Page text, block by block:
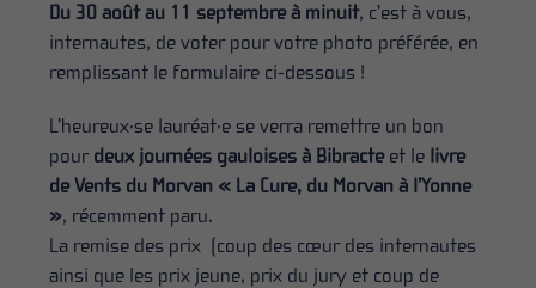
Du 30 août au 11 septembre à minuit, c’est à vous,
internautes, de voter pour votre photo préférée, en
remplissant le formulaire ci-dessous !
L’heureux·se lauréat·e se verra remettre un bon
pour deux journées gauloises à Bibracteet le livre
de Vents du Morvan « La Cure, du Morvan à l’Yonne
», récemment paru.
La remise des prix (coup des cœur des internautes
ainsi que les prix jeune, prix du jury et coup de